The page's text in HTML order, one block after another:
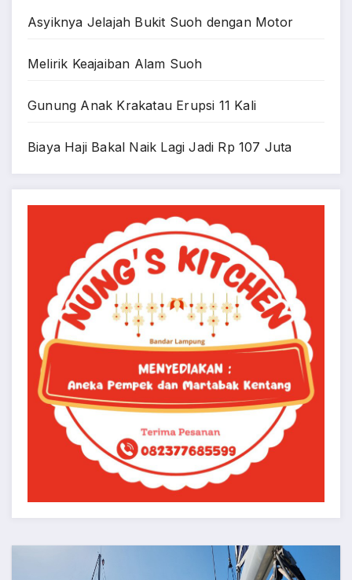
Asyiknya Jelajah Bukit Suoh dengan Motor
Melirik Keajaiban Alam Suoh
Gunung Anak Krakatau Erupsi 11 Kali
Biaya Haji Bakal Naik Lagi Jadi Rp 107 Juta